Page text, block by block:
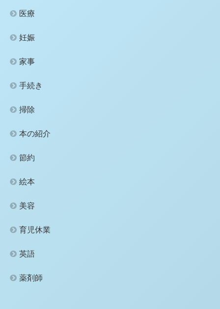
医療
妊娠
家事
手続き
掃除
本の紹介
節約
絵本
美容
育児休業
英語
薬剤師